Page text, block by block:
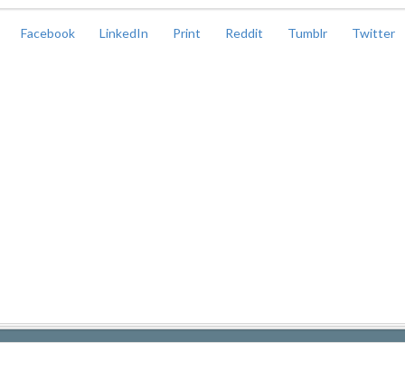
Facebook LinkedIn Print Reddit Tumblr Twitter